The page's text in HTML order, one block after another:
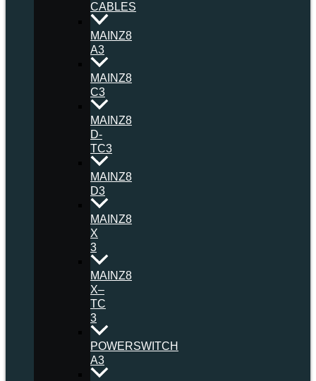
CABLES
MAINZ8
A3
MAINZ8
C3
MAINZ8
D-
TC3
MAINZ8
D3
MAINZ8
X
3
MAINZ8
X–
TC
3
POWERSWITCH
A3